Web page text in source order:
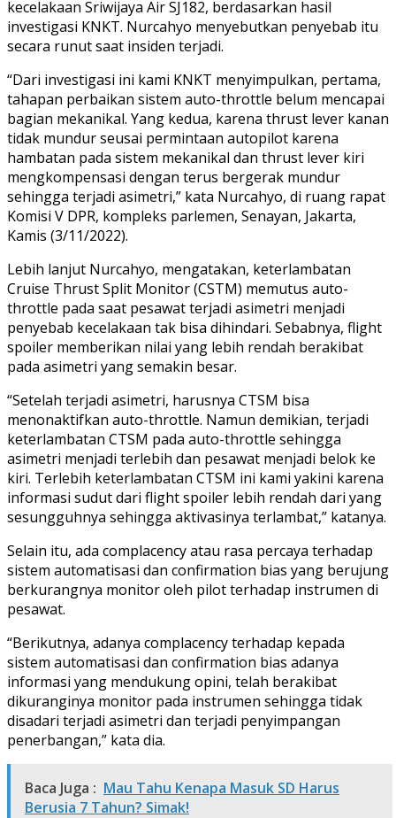
kecelakaan Sriwijaya Air SJ182, berdasarkan hasil
investigasi KNKT. Nurcahyo menyebutkan penyebab itu
secara runut saat insiden terjadi.
“Dari investigasi ini kami KNKT menyimpulkan, pertama,
tahapan perbaikan sistem auto-throttle belum mencapai
bagian mekanikal. Yang kedua, karena thrust lever kanan
tidak mundur seusai permintaan autopilot karena
hambatan pada sistem mekanikal dan thrust lever kiri
mengkompensasi dengan terus bergerak mundur
sehingga terjadi asimetri,” kata Nurcahyo, di ruang rapat
Komisi V DPR, kompleks parlemen, Senayan, Jakarta,
Kamis (3/11/2022).
Lebih lanjut Nurcahyo, mengatakan, keterlambatan
Cruise Thrust Split Monitor (CSTM) memutus auto-
throttle pada saat pesawat terjadi asimetri menjadi
penyebab kecelakaan tak bisa dihindari. Sebabnya, flight
spoiler memberikan nilai yang lebih rendah berakibat
pada asimetri yang semakin besar.
“Setelah terjadi asimetri, harusnya CTSM bisa
menonaktifkan auto-throttle. Namun demikian, terjadi
keterlambatan CTSM pada auto-throttle sehingga
asimetri menjadi terlebih dan pesawat menjadi belok ke
kiri. Terlebih keterlambatan CTSM ini kami yakini karena
informasi sudut dari flight spoiler lebih rendah dari yang
sesungguhnya sehingga aktivasinya terlambat,” katanya.
Selain itu, ada complacency atau rasa percaya terhadap
sistem automatisasi dan confirmation bias yang berujung
berkurangnya monitor oleh pilot terhadap instrumen di
pesawat.
“Berikutnya, adanya complacency terhadap kepada
sistem automatisasi dan confirmation bias adanya
informasi yang mendukung opini, telah berakibat
dikuranginya monitor pada instrumen sehingga tidak
disadari terjadi asimetri dan terjadi penyimpangan
penerbangan,” kata dia.
Baca Juga : Mau Tahu Kenapa Masuk SD Harus
Berusia 7 Tahun? Simak!